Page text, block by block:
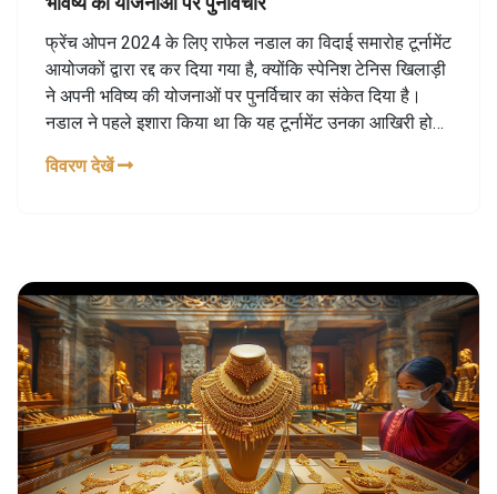
फ्रेंच ओपन 2024 के लिए राफेल नडाल का विदाई समारोह टूर्नामेंट
आयोजकों द्वारा रद्द कर दिया गया है, क्योंकि स्पेनिश टेनिस खिलाड़ी
ने अपनी भविष्य की योजनाओं पर पुनर्विचार का संकेत दिया है।
नडाल ने पहले इशारा किया था कि यह टूर्नामेंट उनका आखिरी हो
विवरण देखें